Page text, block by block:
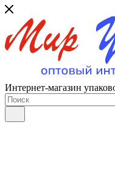
Интернет-магазин